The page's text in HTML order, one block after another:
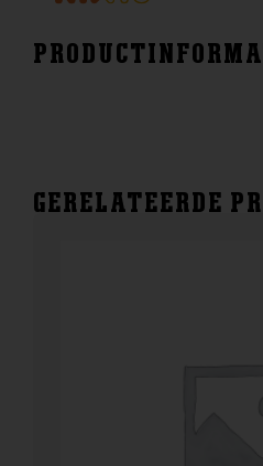
GERELATEERDE